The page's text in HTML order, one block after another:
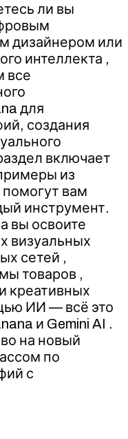
ли вы
дизайнером или
интеллекта ,
все
для
создания
включает
из
вам
инструмент.
вы освоите
визуальных
сетей ,
товаров ,
креативных
ИИ — всё это
и Gemini AI .
на новый
по
с